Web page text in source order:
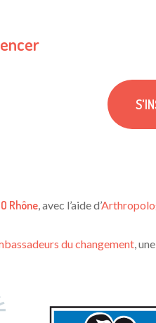
Rhône, avec l’aide d’
du changement,